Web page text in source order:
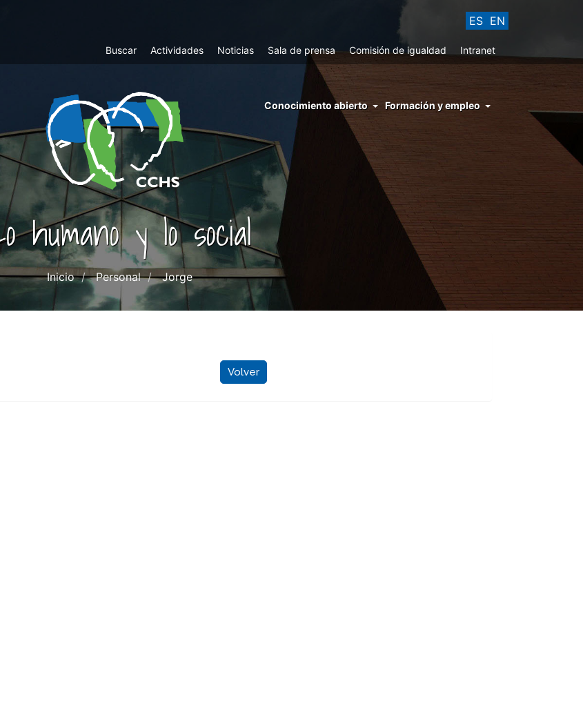
ES EN
Top
Buscar Actividades Noticias Sala de prensa Comisión de igualdad Intranet
menu
conocimiento
abierto
Conocimiento abierto Formación y empleo
humano y lo social
Inicio Personal Jorge
Volver